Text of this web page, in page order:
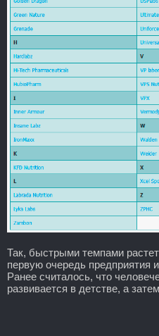
Так, быстрыми темпами
первую очередь предприятия
Ранее считалось, что
развивается в детстве, а